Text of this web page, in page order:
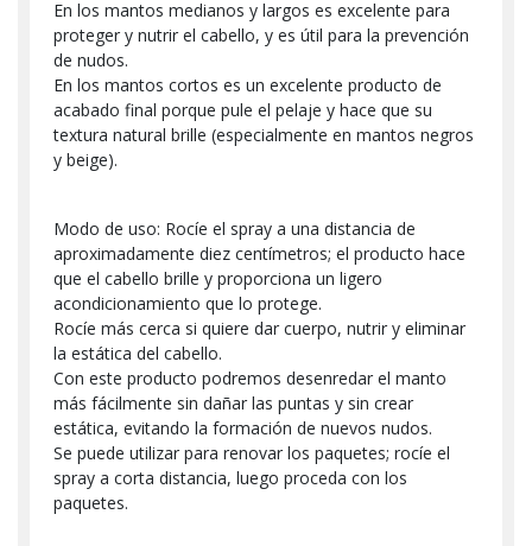
En los mantos medianos y largos es excelente para
proteger y nutrir el cabello, y es útil para la prevención
de nudos.
En los mantos cortos es un excelente producto de
acabado final porque pule el pelaje y hace que su
textura natural brille (especialmente en mantos negros
y beige).
Modo de uso: Rocíe el spray a una distancia de
aproximadamente diez centímetros; el producto hace
que el cabello brille y proporciona un ligero
acondicionamiento que lo protege.
Rocíe más cerca si quiere dar cuerpo, nutrir y eliminar
la estática del cabello.
Con este producto podremos desenredar el manto
más fácilmente sin dañar las puntas y sin crear
estática, evitando la formación de nuevos nudos.
Se puede utilizar para renovar los paquetes; rocíe el
spray a corta distancia, luego proceda con los
paquetes.